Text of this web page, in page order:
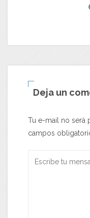
Deja un
Tu e-mail no será
campos